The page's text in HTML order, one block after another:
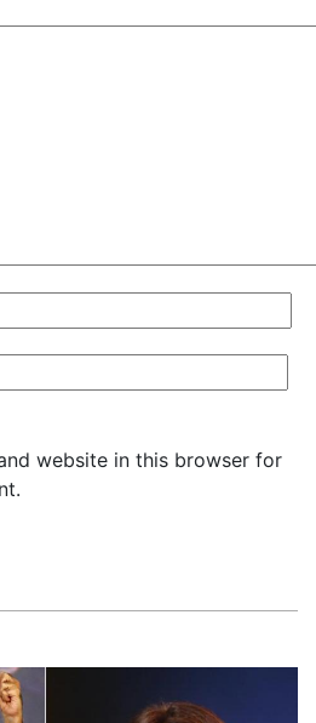
website in this browser for